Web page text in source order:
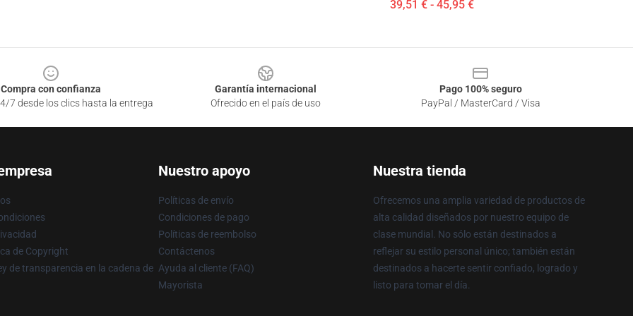
39,51 € - 45,95 €
Compra con confianza
7 desde los clics hasta la entrega
Garantía internacional
Ofrecido en el país de uso
Pago 100% seguro
PayPal / MasterCard / Visa
de Copyright
de transparencia en la cadena de
Nuestro apoyo
Políticas de envío
Condiciones de pago
Políticas de reembolso
Contáctenos
Ayuda al cliente (FAQ)
Mayorista
Nuestra tienda
Ofrecemos una amplia variedad de productos de
alta calidad diseñados por nuestro equipo de
clase mundial. No sólo están destinados a
reflejar su estilo personal único; también están
destinados a hacerte sentir confiado, logrado y
listo para tomar el día.